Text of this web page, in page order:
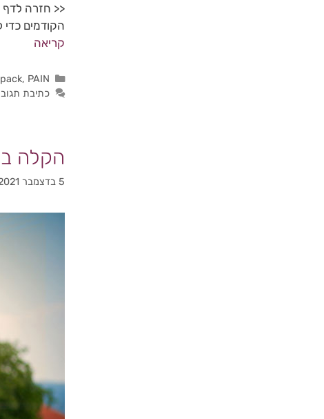
<< חזרה
הקודמים כדי
קריאה
pack, PAIN
כתיבת
הקלה
5 בדצמבר 2021